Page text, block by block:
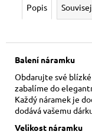
Popis
Balení náramku
Obdarujte své
zabalíme do
Každý náramek je
dodává vašemu
Velikost náramku